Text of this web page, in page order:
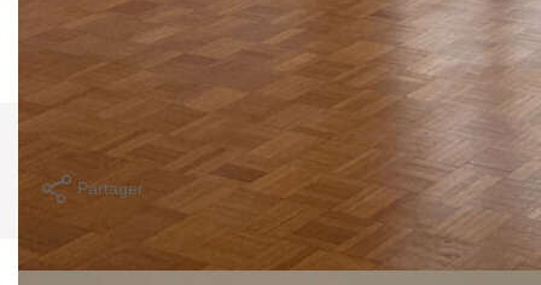
Montant estimé des dépenses annuelles d'énergie pour un
usage standard entre 1110€ et 1540€. Pour la date de
référence 01/01/2021.
Partager Calculer mon budget
Caractéristiques détaillées